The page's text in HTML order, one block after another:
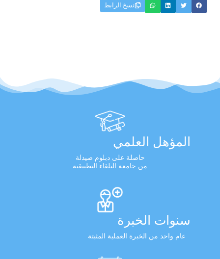
نسخ الرابط
المؤهل العلمي
حاصلة على دبلوم صيدلة
من جامعة البلقاء التطبيقية
سنوات الخبرة
عام واحد من الخبرة العملية المثبتة